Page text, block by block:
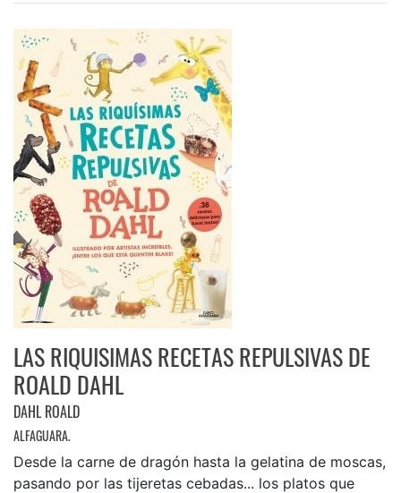
LAS RIQUISIMAS RECETAS REPULSIVAS DE
ROALD DAHL
DAHL ROALD
ALFAGUARA.
Desde la carne de dragón hasta la gelatina de moscas,
pasando por las tijeretas cebadas... los platos que